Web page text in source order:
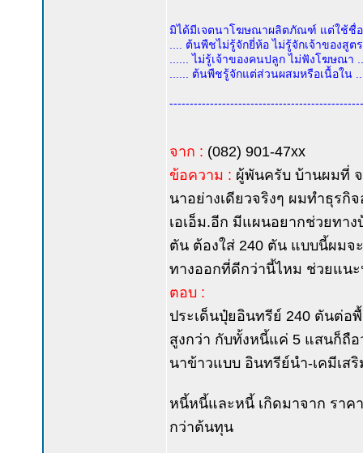
มิได้มีเจตนาโฆษณาผลิตภัณฑ์ แต่ใช้ชื่
.... ต้นพืชไม่รู้จักยี่ห้อ ไม่รู้จักเจ้าของสูต
...... ไม่รู้เจ้าของคนปลูก ไม่ฟังโฆษณา
...... ต้นพืชรู้จักแต่ส่วนผสมหรือเนื้อใน
จาก : (082) 901-47xx
ข้อความ : ผู้พันครับ บ้านผมที่
นาอย่างเดียวจริงๆ ผมทำธุร
เอเอ็ม.อีก มีแผนอยากช่วยทา
ตัน ต้องใส่ 240 ตัน แบบนี้ผมจ
ทางออกที่ดีกว่านี้ไหม ช่วยแน
ตอบ :
ประเด็นปุ๋ยอินทรีย์ 240 ตันต่อ
สูงกว่า กับทั้งหนี้แค่ 5 แสนก็ถือ
นาข้าวแบบ อินทรีย์นำ-เคมีเส
หนี้หนี้และหนี้ เกิดมาจาก รา
กว่าต้นทุน